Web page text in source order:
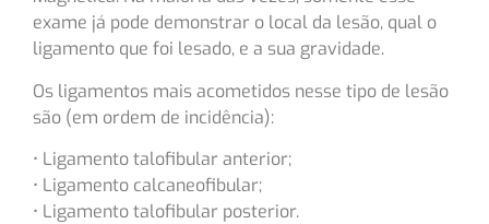
exame já pode demonstrar o local da lesão, qual o
ligamento que foi lesado, e a sua gravidade.
Os ligamentos mais acometidos nesse tipo de lesão
são (em ordem de incidência):
• Ligamento talofibular anterior;
• Ligamento calcaneofibular;
• Ligamento talofibular posterior.